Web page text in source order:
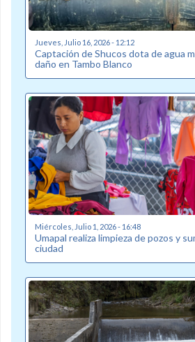
Jueves, Julio 16, 2026 - 12:12
Captación de Shucos dota de agua
daño en Tambo Blanco
Miércoles, Julio 1, 2026 - 16:48
Umapal realiza limpieza de pozos y
ciudad